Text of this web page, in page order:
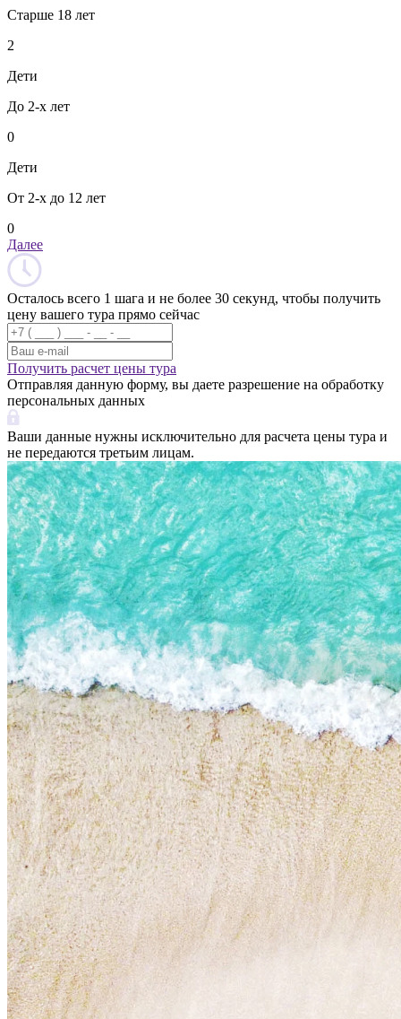
Старше 18 лет
2
Дети
До 2-х лет
0
Дети
От 2-х до 12 лет
0
Далее
Осталось всего 1 шага и не более 30 секунд, чтобы получить
цену вашего тура прямо сейчас
Получить расчет цены тура
Отправляя данную форму, вы даете разрешение на обработку
персональных данных
Ваши данные нужны исключительно для расчета цены тура и
не передаются третьим лицам.